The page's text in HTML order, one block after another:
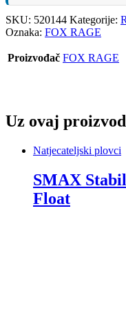
SKU: 520144 Kategorije:
Oznaka: FOX RAGE
Proizvođač FOX RAGE
Uz ovaj
Natjecateljski plovci
SMAX
Float